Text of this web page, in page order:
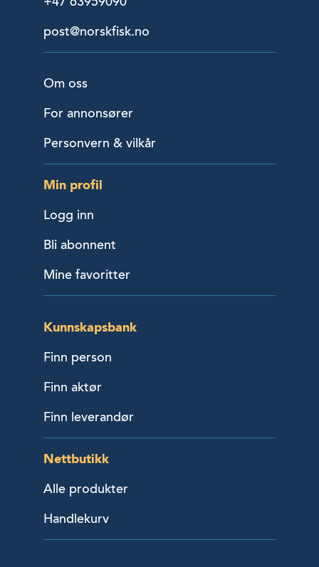
post@norskfisk.no
Om oss
For annonsører
Personvern & vilkår
Min profil
Logg inn
Bli abonnent
Mine favoritter
Kunnskapsbank
Finn person
Finn aktør
Finn leverandør
Nettbutikk
Alle produkter
Handlekurv